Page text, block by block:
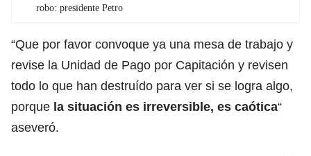
robo: presidente Petro
“Que por favor convoque ya una mesa de trabajo y
revise la Unidad de Pago por Capitación y revisen
todo lo que han destruído para ver si se logra algo,
porque la situación es irreversible, es caótica“
aseveró.